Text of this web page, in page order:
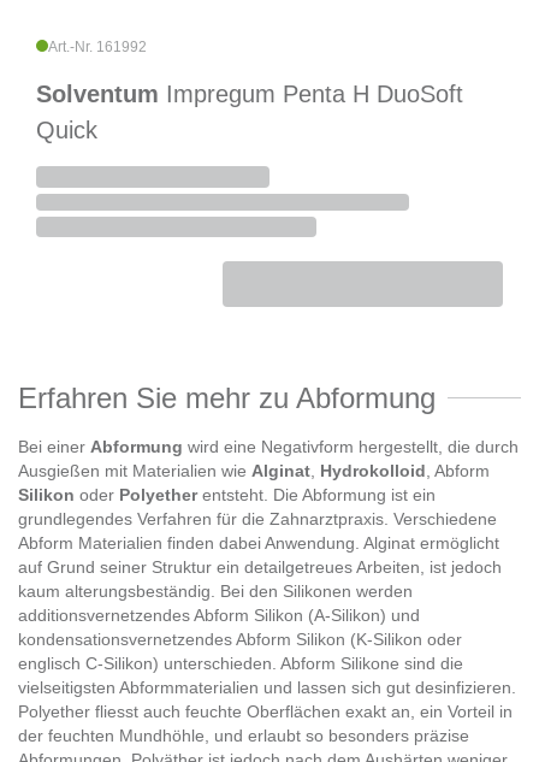
Art.-Nr. 161992
Solventum Impregum Penta H DuoSoft
Quick
Erfahren Sie mehr zu Abformung
Bei einer Abformung wird eine Negativform hergestellt, die durch
Ausgießen mit Materialien wie Alginat, Hydrokolloid, Abform
Silikon oder Polyetherentsteht. Die Abformung ist ein
grundlegendes Verfahren für die Zahnarztpraxis. Verschiedene
Abform Materialien finden dabei Anwendung. Alginat ermöglicht
auf Grund seiner Struktur ein detailgetreues Arbeiten, ist jedoch
kaum alterungsbeständig. Bei den Silikonen werden
additionsvernetzendes Abform Silikon (A-Silikon) und
kondensationsvernetzendes Abform Silikon (K-Silikon oder
englisch C-Silikon) unterschieden. Abform Silikone sind die
vielseitigsten Abformmaterialien und lassen sich gut desinfizieren.
Polyether fliesst auch feuchte Oberflächen exakt an, ein Vorteil in
der feuchten Mundhöhle, und erlaubt so besonders präzise